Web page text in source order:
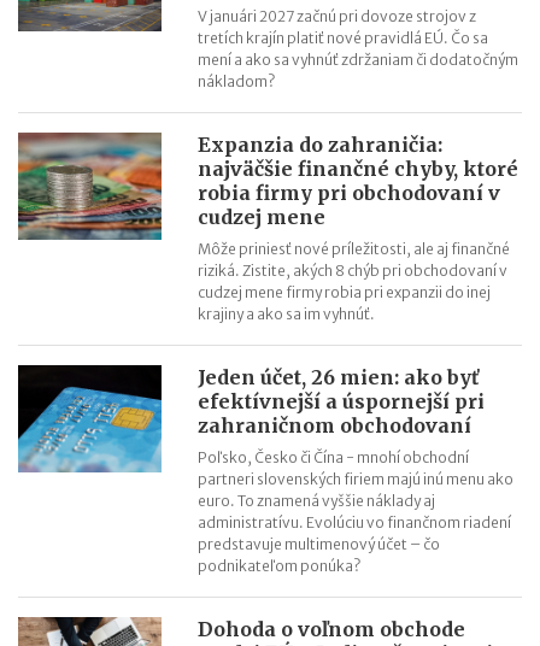
Kontrola dovozu z Číny (Ázie): význam a priebeh
Výber prístavu pri importe tovaru z Číny a tretích krajín
V januári 2027 začnú pri dovoze strojov z
tretích krajín platiť nové pravidlá EÚ. Čo sa
mení a ako sa vyhnúť zdržaniam či dodatočným
nákladom?
Expanzia do zahraničia:
najväčšie finančné chyby, ktoré
robia firmy pri obchodovaní v
cudzej mene
Môže priniesť nové príležitosti, ale aj finančné
riziká. Zistite, akých 8 chýb pri obchodovaní v
cudzej mene firmy robia pri expanzii do inej
krajiny a ako sa im vyhnúť.
Jeden účet, 26 mien: ako byť
efektívnejší a úspornejší pri
zahraničnom obchodovaní
Poľsko, Česko či Čína - mnohí obchodní
partneri slovenských firiem majú inú menu ako
euro. To znamená vyššie náklady aj
administratívu. Evolúciu vo finančnom riadení
predstavuje multimenový účet – čo
podnikateľom ponúka?
Dohoda o voľnom obchode